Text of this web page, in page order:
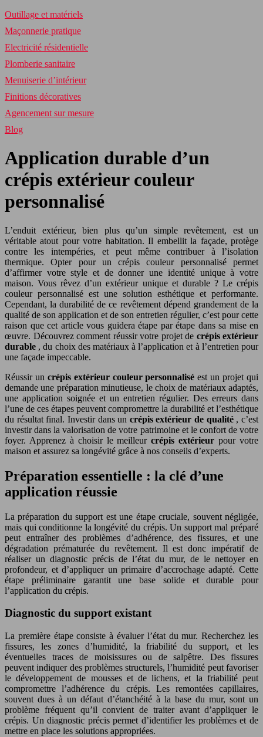
Outillage et matériels
Maçonnerie pratique
Electricité résidentielle
Plomberie sanitaire
Menuiserie d’intérieur
Finitions décoratives
Agencement sur mesure
Blog
Application durable d’un
crépis extérieur couleur
personnalisé
L’enduit extérieur, bien plus qu’un simple revêtement, est un
véritable atout pour votre habitation. Il embellit la façade, protège
contre les intempéries, et peut même contribuer à l’isolation
thermique. Opter pour un crépis couleur personnalisé permet
d’affirmer votre style et de donner une identité unique à votre
maison. Vous rêvez d’un extérieur unique et durable ? Le crépis
couleur personnalisé est une solution esthétique et performante.
Cependant, la durabilité de ce revêtement dépend grandement de la
qualité de son application et de son entretien régulier, c’est pour cette
raison que cet article vous guidera étape par étape dans sa mise en
œuvre. Découvrez comment réussir votre projet de crépis extérieur
durable , du choix des matériaux à l’application et à l’entretien pour
une façade impeccable.
Réussir un crépis extérieur couleur personnaliséest un projet qui
demande une préparation minutieuse, le choix de matériaux adaptés,
une application soignée et un entretien régulier. Des erreurs dans
l’une de ces étapes peuvent compromettre la durabilité et l’esthétique
du résultat final. Investir dans un crépis extérieur de qualité , c’est
investir dans la valorisation de votre patrimoine et le confort de votre
foyer. Apprenez à choisir le meilleurcrépis extérieurpour votre
maison et assurez sa longévité grâce à nos conseils d’experts.
Préparation essentielle : la clé d’une
application réussie
La préparation du support est une étape cruciale, souvent négligée,
mais qui conditionne la longévité du crépis. Un support mal préparé
peut entraîner des problèmes d’adhérence, des fissures, et une
dégradation prématurée du revêtement. Il est donc impératif de
réaliser un diagnostic précis de l’état du mur, de le nettoyer en
profondeur, et d’appliquer un primaire d’accrochage adapté. Cette
étape préliminaire garantit une base solide et durable pour
l’application du crépis.
Diagnostic du support existant
La première étape consiste à évaluer l’état du mur. Recherchez les
fissures, les zones d’humidité, la friabilité du support, et les
éventuelles traces de moisissures ou de salpêtre. Des fissures
peuvent indiquer des problèmes structurels, l’humidité peut favoriser
le développement de mousses et de lichens, et la friabilité peut
compromettre l’adhérence du crépis. Les remontées capillaires,
souvent dues à un défaut d’étanchéité à la base du mur, sont un
problème fréquent qu’il convient de traiter avant d’appliquer le
crépis. Un diagnostic précis permet d’identifier les problèmes et de
mettre en place les solutions appropriées.